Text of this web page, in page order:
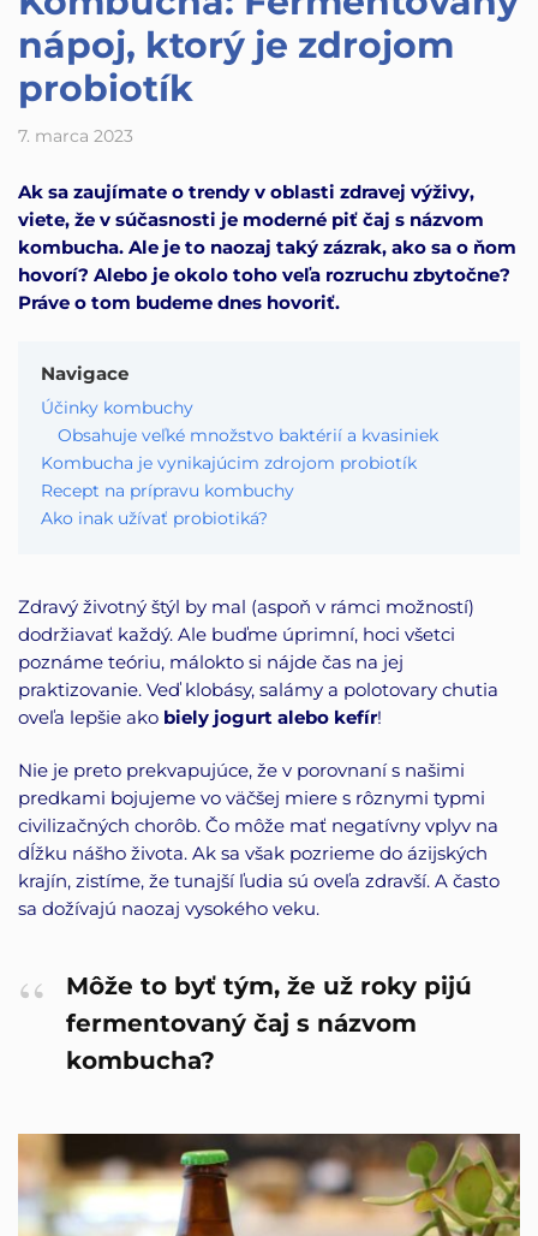
nápoj, ktorý je zdrojom
probiotík
7. marca 2023
Ak sa zaujímate o trendy v oblasti zdravej výživy,
viete, že v súčasnosti je moderné piť čaj s názvom
kombucha. Ale je to naozaj taký zázrak, ako sa o ňom
hovorí? Alebo je okolo toho veľa rozruchu zbytočne?
Práve o tom budeme dnes hovoriť.
Navigace
Účinky kombuchy
Obsahuje veľké množstvo baktérií a kvasiniek
Kombucha je vynikajúcim zdrojom probiotík
Recept na prípravu kombuchy
Ako inak užívať probiotiká?
Zdravý životný štýl by mal (aspoň v rámci možností)
dodržiavať každý. Ale buďme úprimní, hoci všetci
poznáme teóriu, málokto si nájde čas na jej
praktizovanie. Veď klobásy, salámy a polotovary chutia
oveľa lepšie ako biely jogurt alebo kefír!
Nie je preto prekvapujúce, že v porovnaní s našimi
predkami bojujeme vo väčšej miere s rôznymi typmi
civilizačných chorôb. Čo môže mať negatívny vplyv na
dĺžku nášho života. Ak sa však pozrieme do ázijských
krajín, zistíme, že tunajší ľudia sú oveľa zdravší. A často
sa dožívajú naozaj vysokého veku.
Môže to byť tým, že už roky pijú
fermentovaný čaj s názvom
kombucha?